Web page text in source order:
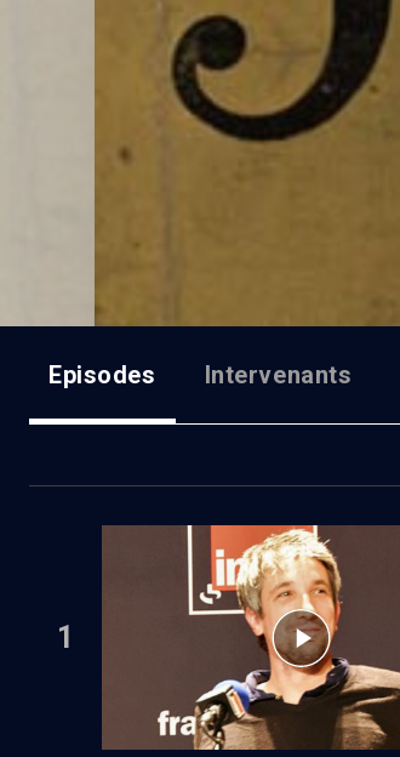
Episodes Intervenants
1